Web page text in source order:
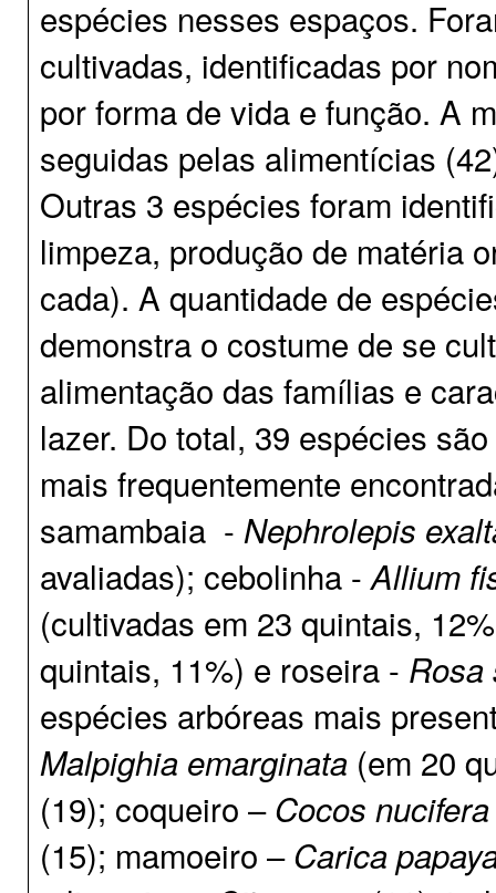
espécies nesses espaços.
cultivadas, identificadas por
por forma de vida e função. A
seguidas pelas alimentícias
Outras 3 espécies foram
limpeza, produção de matéria
cada). A quantidade de
demonstra o costume de se
alimentação das famílias e
lazer. Do total, 39 espécies
mais frequentemente
samambaia - Nephrolepis
avaliadas); cebolinha -Allium
(cultivadas em 23 quintais,
quintais, 11%) e roseira - Rosa
espécies arbóreas mais
Malpighia emarginata(em 20
(19); coqueiro –Cocos nucifera
(15); mamoeiro –Carica